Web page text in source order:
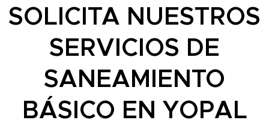
SOLICITA NUESTROS
SERVICIOS DE
SANEAMIENTO
BÁSICO EN YOPAL